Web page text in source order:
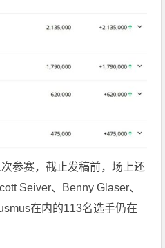
参赛，截止发稿前，场上还
Seiver、Benny Glaser、
在内的113名选手仍在